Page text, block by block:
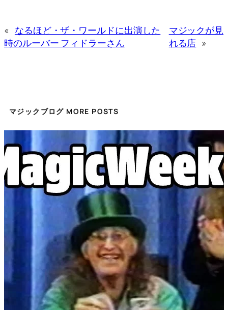
« なるほど・ザ・ワールドに出演した
時のルーバー フィドラーさん
マジックが見
れる店 »
マジックブログ MORE POSTS